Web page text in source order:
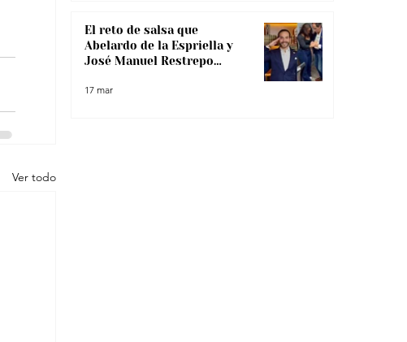
Ver todo
El reto de salsa que
Abelardo de la Espriella y
José Manuel Restrepo
17 mar